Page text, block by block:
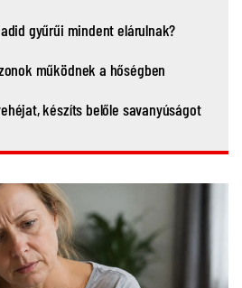
gyűrűi mindent elárulnak?
működnek a hőségben
készíts belőle savanyúságot